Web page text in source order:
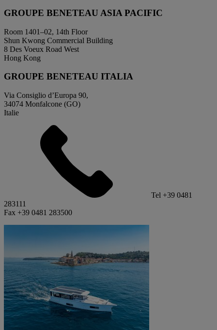
GROUPE BENETEAU ASIA PACIFIC
Room 1401–02, 14th Floor
Shun Kwong Commercial Building
8 Des Voeux Road West
Hong Kong
GROUPE BENETEAU ITALIA
Via Consiglio d’Europa 90,
34074 Monfalcone (GO)
Italie
Tel +39 0481
283111
Fax +39 0481 283500